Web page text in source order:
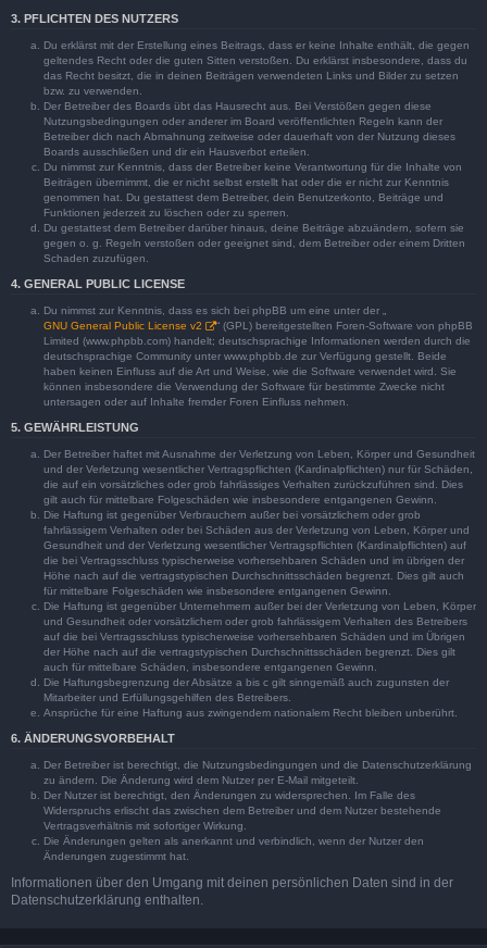
3. PFLICHTEN DES NUTZERS
Du erklärst mit der Erstellung eines Beitrags, dass er keine Inhalte enthält, die gegen
geltendes Recht oder die guten Sitten verstoßen. Du erklärst insbesondere, dass du
das Recht besitzt, die in deinen Beiträgen verwendeten Links und Bilder zu setzen
bzw. zu verwenden.
Der Betreiber des Boards übt das Hausrecht aus. Bei Verstößen gegen diese
Nutzungsbedingungen oder anderer im Board veröffentlichten Regeln kann der
Betreiber dich nach Abmahnung zeitweise oder dauerhaft von der Nutzung dieses
Boards ausschließen und dir ein Hausverbot erteilen.
Du nimmst zur Kenntnis, dass der Betreiber keine Verantwortung für die Inhalte von
Beiträgen übernimmt, die er nicht selbst erstellt hat oder die er nicht zur Kenntnis
genommen hat. Du gestattest dem Betreiber, dein Benutzerkonto, Beiträge und
Funktionen jederzeit zu löschen oder zu sperren.
Du gestattest dem Betreiber darüber hinaus, deine Beiträge abzuändern, sofern sie
gegen o. g. Regeln verstoßen oder geeignet sind, dem Betreiber oder einem Dritten
Schaden zuzufügen.
4. GENERAL PUBLIC LICENSE
Du nimmst zur Kenntnis, dass es sich bei phpBB um eine unter der „
GNU General Public License v2
“ (GPL) bereitgestellten Foren-Software von phpBB
Limited (www.phpbb.com) handelt; deutschsprachige Informationen werden durch die
deutschsprachige Community unter www.phpbb.de zur Verfügung gestellt. Beide
haben keinen Einfluss auf die Art und Weise, wie die Software verwendet wird. Sie
können insbesondere die Verwendung der Software für bestimmte Zwecke nicht
untersagen oder auf Inhalte fremder Foren Einfluss nehmen.
5. GEWÄHRLEISTUNG
Der Betreiber haftet mit Ausnahme der Verletzung von Leben, Körper und Gesundheit
und der Verletzung wesentlicher Vertragspflichten (Kardinalpflichten) nur für Schäden,
die auf ein vorsätzliches oder grob fahrlässiges Verhalten zurückzuführen sind. Dies
gilt auch für mittelbare Folgeschäden wie insbesondere entgangenen Gewinn.
Die Haftung ist gegenüber Verbrauchern außer bei vorsätzlichem oder grob
fahrlässigem Verhalten oder bei Schäden aus der Verletzung von Leben, Körper und
Gesundheit und der Verletzung wesentlicher Vertragspflichten (Kardinalpflichten) auf
die bei Vertragsschluss typischerweise vorhersehbaren Schäden und im übrigen der
Höhe nach auf die vertragstypischen Durchschnittsschäden begrenzt. Dies gilt auch
für mittelbare Folgeschäden wie insbesondere entgangenen Gewinn.
Die Haftung ist gegenüber Unternehmern außer bei der Verletzung von Leben, Körper
und Gesundheit oder vorsätzlichem oder grob fahrlässigem Verhalten des Betreibers
auf die bei Vertragsschluss typischerweise vorhersehbaren Schäden und im Übrigen
der Höhe nach auf die vertragstypischen Durchschnittsschäden begrenzt. Dies gilt
auch für mittelbare Schäden, insbesondere entgangenen Gewinn.
Die Haftungsbegrenzung der Absätze a bis c gilt sinngemäß auch zugunsten der
Mitarbeiter und Erfüllungsgehilfen des Betreibers.
Ansprüche für eine Haftung aus zwingendem nationalem Recht bleiben unberührt.
6. ÄNDERUNGSVORBEHALT
Der Betreiber ist berechtigt, die Nutzungsbedingungen und die Datenschutzerklärung
zu ändern. Die Änderung wird dem Nutzer per E-Mail mitgeteilt.
Der Nutzer ist berechtigt, den Änderungen zu widersprechen. Im Falle des
Widerspruchs erlischt das zwischen dem Betreiber und dem Nutzer bestehende
Vertragsverhältnis mit sofortiger Wirkung.
Die Änderungen gelten als anerkannt und verbindlich, wenn der Nutzer den
Änderungen zugestimmt hat.
Informationen über den Umgang mit deinen persönlichen Daten sind in der
Datenschutzerklärung enthalten.